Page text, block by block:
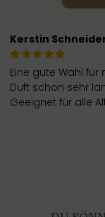
Kerstin
Eine gute Wahl
Duft schon sehr
Geeignet für alle